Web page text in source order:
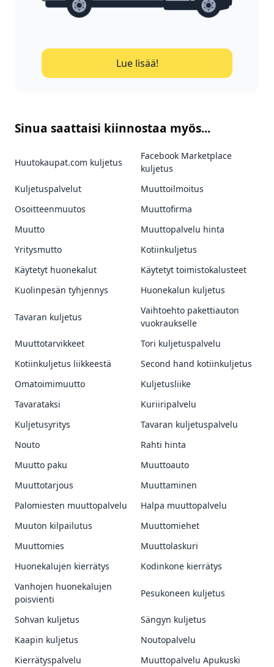
Lue lisää!
Sinua saattaisi kiinnostaa myös...
Huutokaupat.com kuljetus
Facebook Marketplace
kuljetus
Kuljetuspalvelut
Muuttoilmoitus
Osoitteenmuutos
Muuttofirma
Muutto
Muuttopalvelu hinta
Yritysmutto
Kotiinkuljetus
Käytetyt huonekalut
Käytetyt toimistokalusteet
Kuolinpesän tyhjennys
Huonekalun kuljetus
Tavaran kuljetus
Vaihtoehto pakettiauton
vuokraukselle
Muuttotarvikkeet
Tori kuljetuspalvelu
Kotiinkuljetus liikkeestä
Second hand kotiinkuljetus
Omatoimimuutto
Kuljetusliike
Tavarataksi
Kuriiripalvelu
Kuljetusyritys
Tavaran kuljetuspalvelu
Nouto
Rahti hinta
Muutto paku
Muuttoauto
Muuttotarjous
Muuttaminen
Palomiesten muuttopalvelu
Halpa muuttopalvelu
Muuton kilpailutus
Muuttomiehet
Muuttomies
Muuttolaskuri
Huonekalujen kierrätys
Kodinkone kierrätys
Vanhojen huonekalujen
poisvienti
Pesukoneen kuljetus
Sohvan kuljetus
Sängyn kuljetus
Kaapin kuljetus
Noutopalvelu
Kierrätyspalvelu
Muuttopalvelu Apukuski